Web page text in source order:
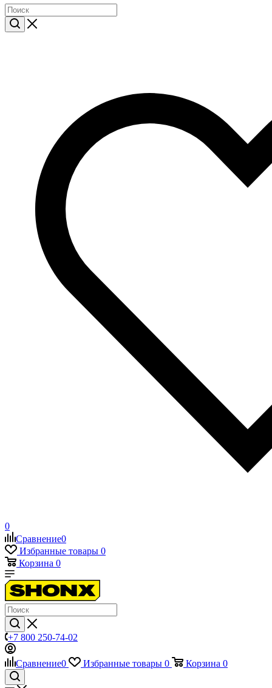
0
Сравнение0
Избранные товары 0
Корзина 0
+7 800 250-74-02
Сравнение0 Избранные товары 0 Корзина 0